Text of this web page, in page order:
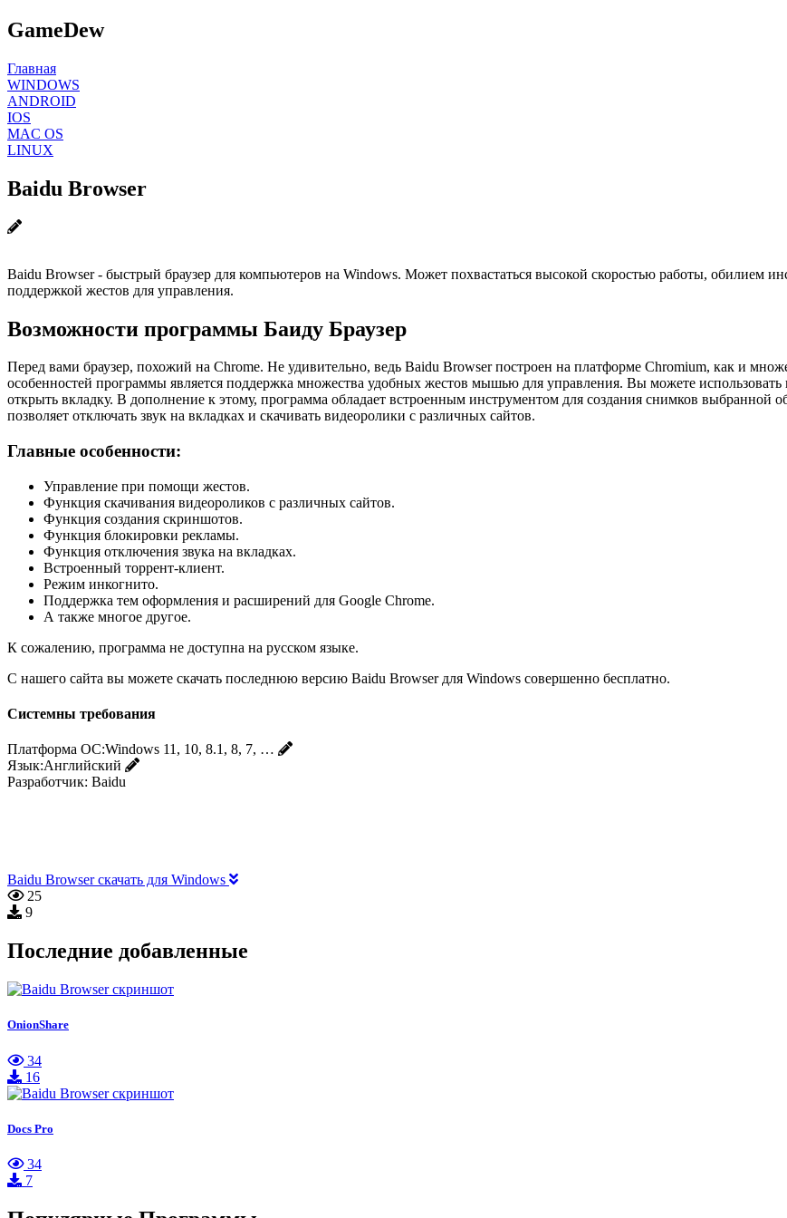
GameDew
Главная
WINDOWS
ANDROID
IOS
MAC OS
LINUX
Baidu Browser
Baidu Browser - быстрый браузер для компьютеров на Windows. Может похвастаться высокой скоростью работы, обилием
поддержкой жестов для управления.
Возможности программы Баиду Браузер
Перед вами браузер, похожий на Chrome. Не удивительно, ведь Baidu Browser построен на платформе Chromium, как и
особенностей программы является поддержка множества удобных жестов мышью для управления. Вы можете
открыть вкладку. В дополнение к этому, программа обладает встроенным инструментом для создания снимков выбранной
позволяет отключать звук на вкладках и скачивать видеоролики с различных сайтов.
Главные особенности:
Управление при помощи жестов.
Функция скачивания видеороликов с различных сайтов.
Функция создания скриншотов.
Функция блокировки рекламы.
Функция отключения звука на вкладках.
Встроенный торрент-клиент.
Режим инкогнито.
Поддержка тем оформления и расширений для Google Chrome.
А также многое другое.
К сожалению, программа не доступна на русском языке.
С нашего сайта вы можете скачать последнюю версию Baidu Browser для Windows совершенно бесплатно.
Системны требования
Платформа ОС:Windows 11, 10, 8.1, 8, 7, …
Язык:Английский
Разработчик: Baidu
Baidu Browser скачать для Windows
25
9
Последние добавленные
OnionShare
34
16
Docs Pro
34
7